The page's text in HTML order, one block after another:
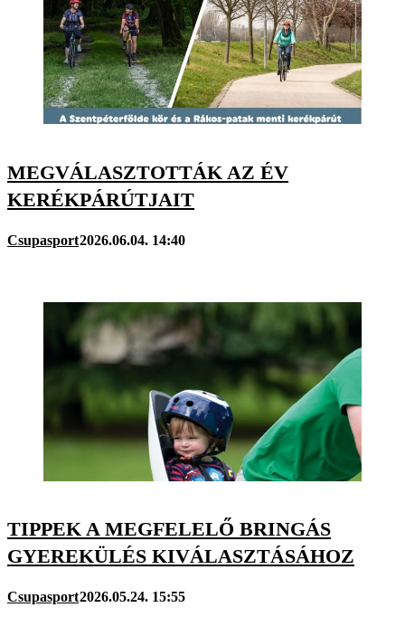
MEGVÁLASZTOTTÁK AZ ÉV
KERÉKPÁRÚTJAIT
Csupasport2026.06.04. 14:40
TIPPEK A MEGFELELŐ BRINGÁS
GYEREKÜLÉS KIVÁLASZTÁSÁHOZ
Csupasport2026.05.24. 15:55